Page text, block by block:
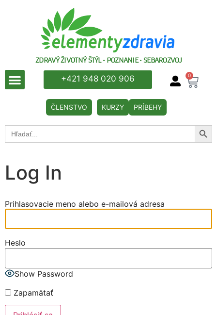
ZDRAVÝ ŽIVOTNÝ ŠTÝL • POZNANIE • SEBAROZVOJ
+421 948 020 906 0
ČLENSTVO KURZY PRÍBEHY
Search
for:
Log In
Prihlasovacie meno alebo e-mailová adresa
Heslo
Show Password
Zapamätať